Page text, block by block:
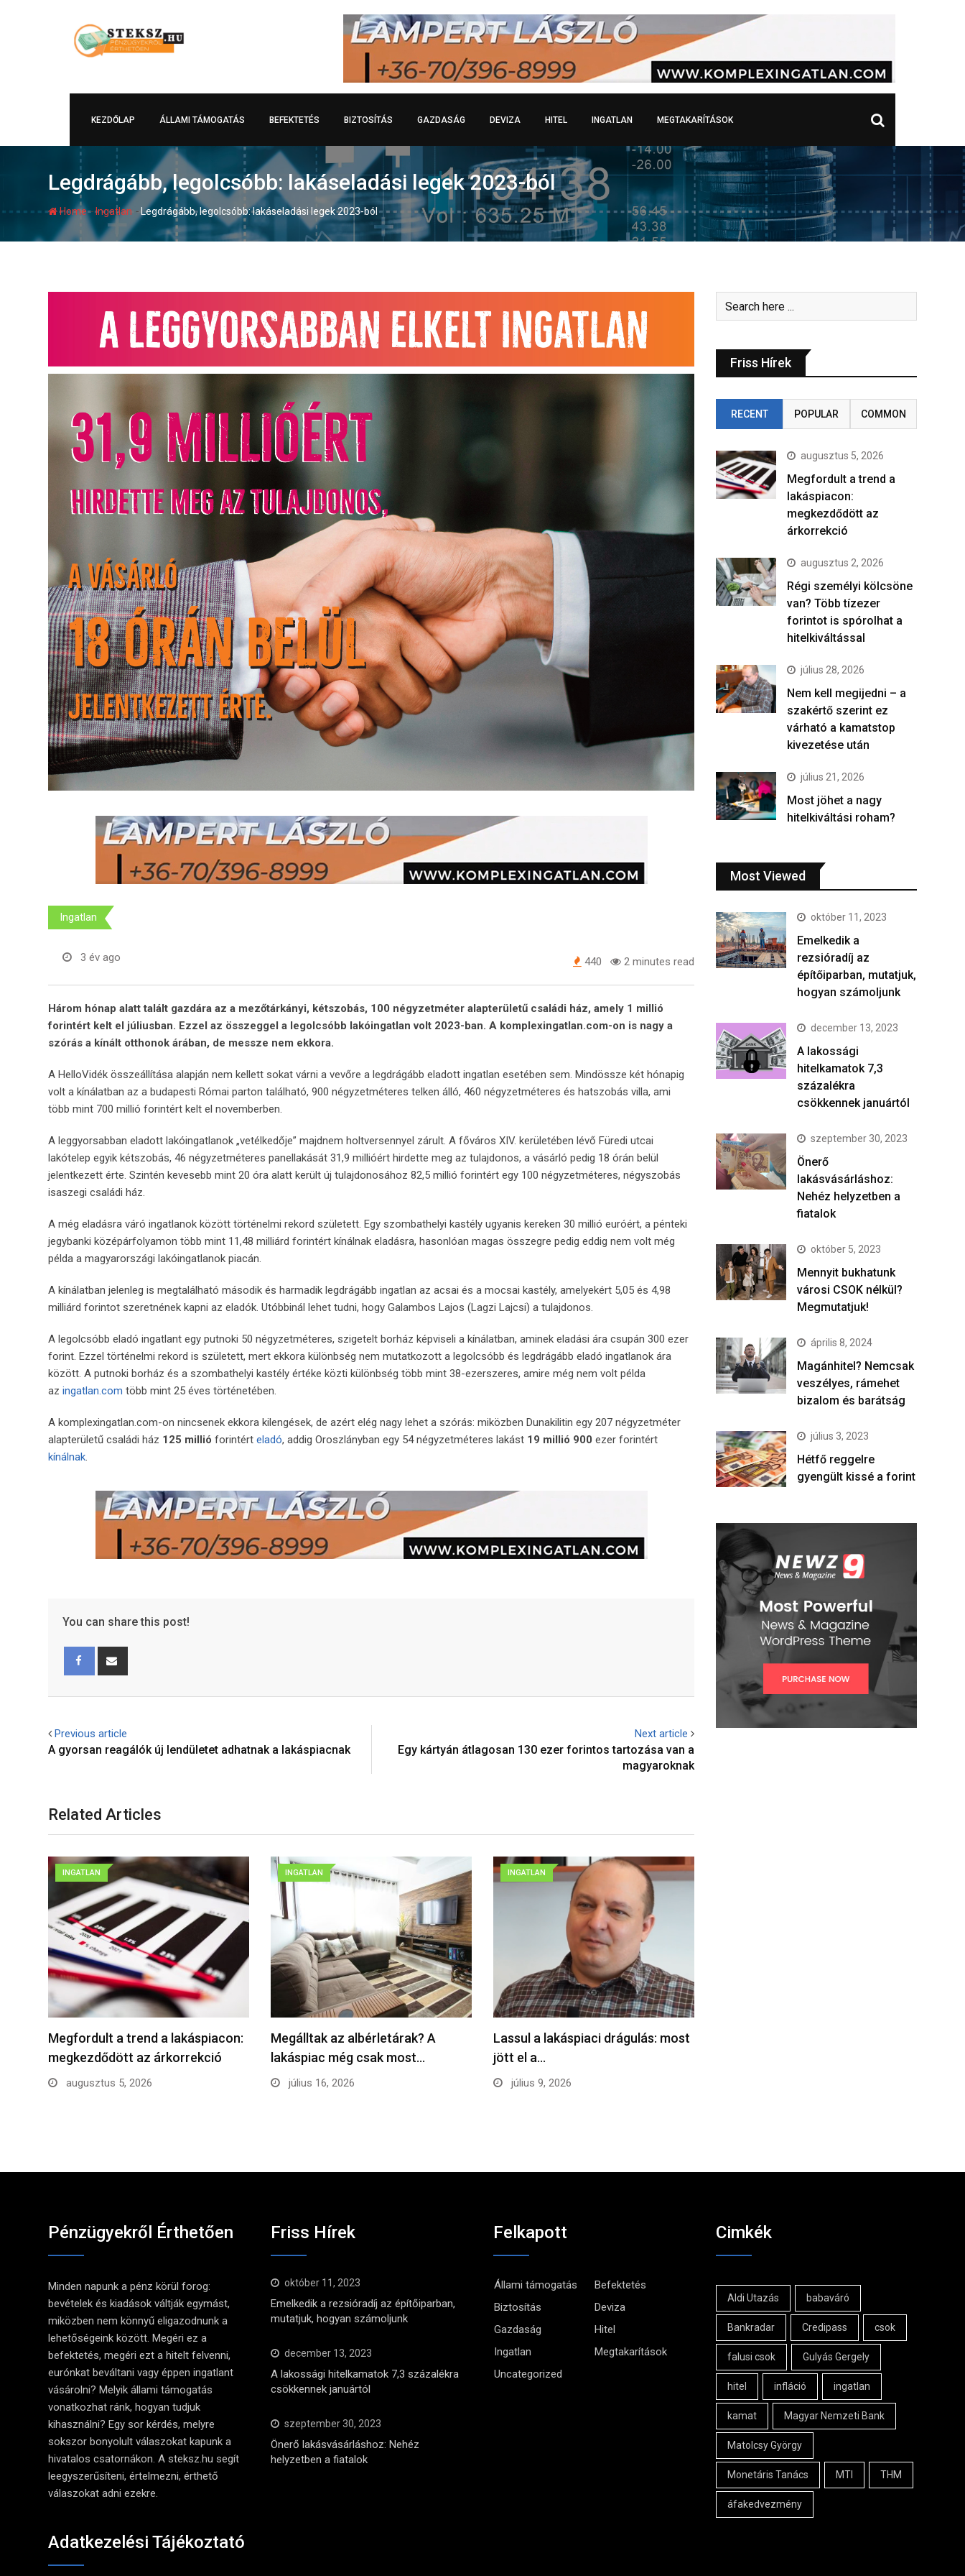
KEZDŐLAP ÁLLAMI TÁMOGATÁS BEFEKTETÉS BIZTOSÍTÁS GAZDASÁG DEVIZA HITEL INGATLAN MEGTAKARÍTÁSOK
Legdrágább, legolcsóbb: lakáseladási legek 2023-ból
Home-Ingatlan -Legdrágább, legolcsóbb: lakáseladási legek 2023-ból
Ingatlan
3 év ago 440 2 minutes read
Három hónap alatt talált gazdára az a mezőtárkányi, kétszobás, 100 négyzetméter alapterületű családi ház, amely 1 millió
forintért kelt el júliusban. Ezzel az összeggel a legolcsóbb lakóingatlan volt 2023-ban. A komplexingatlan.com-on is nagy a
szórás a kínált otthonok árában, de messze nem ekkora.
A HelloVidék összeállítása alapján nem kellett sokat várni a vevőre a legdrágább eladott ingatlan esetében sem. Mindössze két hónapig
volt a kínálatban az a budapesti Római parton található, 900 négyzetméteres telken álló, 460 négyzetméteres és hatszobás villa, ami
több mint 700 millió forintért kelt el novemberben.
A leggyorsabban eladott lakóingatlanok „vetélkedője” majdnem holtversennyel zárult. A főváros XIV. kerületében lévő Füredi utcai
lakótelep egyik kétszobás, 46 négyzetméteres panellakását 31,9 millióért hirdette meg az tulajdonos, a vásárló pedig 18 órán belül
jelentkezett érte. Szintén kevesebb mint 20 óra alatt került új tulajdonosához 82,5 millió forintért egy 100 négyzetméteres, négyszobás
isaszegi családi ház.
A még eladásra váró ingatlanok között történelmi rekord született. Egy szombathelyi kastély ugyanis kereken 30 millió euróért, a pénteki
jegybanki középárfolyamon több mint 11,48 milliárd forintért kínálnak eladásra, hasonlóan magas összegre pedig eddig nem volt még
példa a magyarországi lakóingatlanok piacán.
A kínálatban jelenleg is megtalálható második és harmadik legdrágább ingatlan az acsai és a mocsai kastély, amelyekért 5,05 és 4,98
milliárd forintot szeretnének kapni az eladók. Utóbbinál lehet tudni, hogy Galambos Lajos (Lagzi Lajcsi) a tulajdonos.
A legolcsóbb eladó ingatlant egy putnoki 50 négyzetméteres, szigetelt borház képviseli a kínálatban, aminek eladási ára csupán 300 ezer
forint. Ezzel történelmi rekord is született, mert ekkora különbség nem mutatkozott a legolcsóbb és legdrágább eladó ingatlanok ára
között. A putnoki borház és a szombathelyi kastély értéke közti különbség több mint 38-ezerszeres, amire még nem volt példa
az ingatlan.com több mint 25 éves történetében.
A komplexingatlan.com-on nincsenek ekkora kilengések, de azért elég nagy lehet a szórás: miközben Dunakilitin egy 207 négyzetméter
alapterületű családi ház 125 millió forintért eladó, addig Oroszlányban egy 54 négyzetméteres lakást 19 millió 900 ezer forintért
kínálnak.
You can share this post!
Previous article
A gyorsan reagálók új lendületet adhatnak a lakáspiacnak
Next article
Egy kártyán átlagosan 130 ezer forintos tartozása van a
magyaroknak
Related Articles
INGATLAN
Megfordult a trend a lakáspiacon:
megkezdődött az árkorrekció
augusztus 5, 2026
INGATLAN
Megálltak az albérletárak? A
lakáspiac még csak most…
július 16, 2026
INGATLAN
Lassul a lakáspiaci drágulás: most
jött el a…
július 9, 2026
Friss Hírek
RECENT POPULAR COMMON
augusztus 5, 2026
Megfordult a trend a
lakáspiacon:
megkezdődött az
árkorrekció
augusztus 2, 2026
Régi személyi kölcsöne
van? Több tízezer
forintot is spórolhat a
hitelkiváltással
július 28, 2026
Nem kell megijedni – a
szakértő szerint ez
várható a kamatstop
kivezetése után
július 21, 2026
Most jöhet a nagy
hitelkiváltási roham?
Most Viewed
október 11, 2023
Emelkedik a
rezsióradíj az
építőiparban, mutatjuk,
hogyan számoljunk
december 13, 2023
A lakossági
hitelkamatok 7,3
százalékra
csökkennek januártól
szeptember 30, 2023
Önerő
lakásvásárláshoz:
Nehéz helyzetben a
fiatalok
október 5, 2023
Mennyit bukhatunk
városi CSOK nélkül?
Megmutatjuk!
április 8, 2024
Magánhitel? Nemcsak
veszélyes, rámehet
bizalom és barátság
július 3, 2023
Hétfő reggelre
gyengült kissé a forint
Pénzügyekről Érthetően
Minden napunk a pénz körül forog:
bevételek és kiadások váltják egymást,
miközben nem könnyű eligazodnunk a
lehetőségeink között. Megéri ez a
befektetés, megéri ezt a hitelt felvenni,
eurónkat beváltani vagy éppen ingatlant
vásárolni? Melyik állami támogatás
vonatkozhat ránk, hogyan tudjuk
kihasználni? Egy sor kérdés, melyre
sokszor bonyolult válaszokat kapunk a
hivatalos csatornákon. A steksz.hu segít
leegyszerűsíteni, értelmezni, érthető
válaszokat adni ezekre.
Adatkezelési Tájékoztató
Friss Hírek
október 11, 2023
Emelkedik a rezsióradíj az építőiparban,
mutatjuk, hogyan számoljunk
december 13, 2023
A lakossági hitelkamatok 7,3 százalékra
csökkennek januártól
szeptember 30, 2023
Önerő lakásvásárláshoz: Nehéz
helyzetben a fiatalok
Felkapott
Állami támogatás
Befektetés
Biztosítás
Deviza
Gazdaság
Hitel
Ingatlan
Megtakarítások
Uncategorized
Cimkék
Aldi Utazás babaváró
Bankradar Credipass csok
falusi csok Gulyás Gergely
hitel infláció ingatlan
kamat Magyar Nemzeti Bank
Matolcsy György
Monetáris Tanács MTI THM
áfakedvezmény